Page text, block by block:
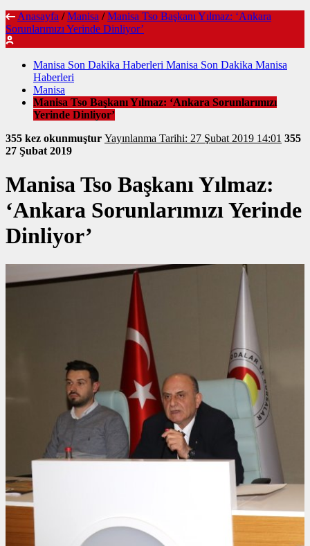
Anasayfa / Manisa / Manisa Tso Başkanı Yılmaz: ‘Ankara
Sorunlarımızı Yerinde Dinliyor’
Manisa Son Dakika Haberleri Manisa Son Dakika Manisa
Haberleri
Manisa
Manisa Tso Başkanı Yılmaz: ‘Ankara Sorunlarımızı
Yerinde Dinliyor’
355 kez okunmuştur Yayınlanma Tarihi: 27 Şubat 2019 14:01 355
27 Şubat 2019
Manisa Tso Başkanı Yılmaz:
‘Ankara Sorunlarımızı Yerinde
Dinliyor’